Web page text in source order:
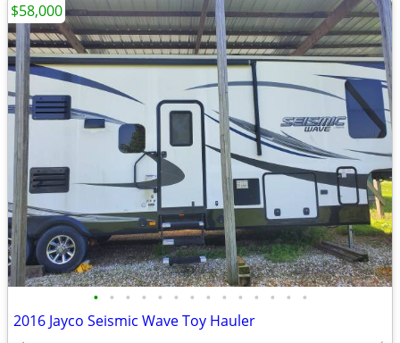
• • • • • • • • • • • • • •
2016 Jayco Seismic Wave Toy Hauler
$58,000